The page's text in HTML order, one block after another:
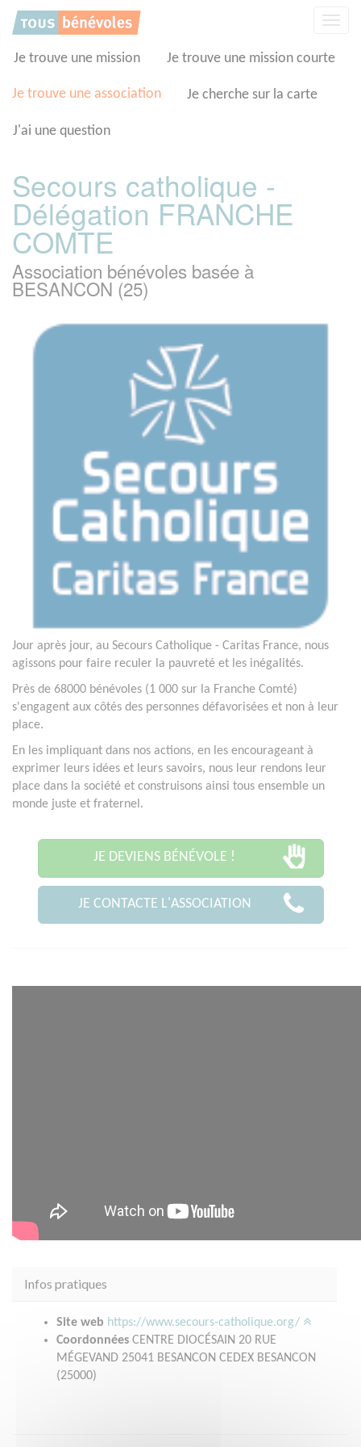
Je trouve une mission Je trouve une mission courte
Je trouve une association Je cherche sur la carte
J'ai une question
Secours catholique -
Délégation FRANCHE
COMTE
Association bénévoles basée à
BESANCON (25)
Jour après jour, au Secours Catholique - Caritas France, nous
agissons pour faire reculer la pauvreté et les inégalités.
Près de 68000 bénévoles (1 000 sur la Franche Comté)
s'engagent aux côtés des personnes défavorisées et non à leur
place.
En les impliquant dans nos actions, en les encourageant à
exprimer leurs idées et leurs savoirs, nous leur rendons leur
place dans la société et construisons ainsi tous ensemble un
monde juste et fraternel.
JE DEVIENS BÉNÉVOLE !
JE CONTACTE L'ASSOCIATION
Infos pratiques
Site web https://www.secours-catholique.org/
Coordonnées CENTRE DIOCÉSAIN 20 RUE
MÉGEVAND 25041 BESANCON CEDEX BESANCON
(25000)
Panneau de gestion des cookies